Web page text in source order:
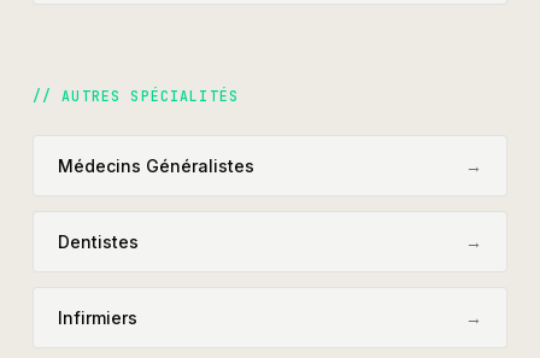
// AUTRES SPÉCIALITÉS
Médecins Généralistes →
Dentistes →
Infirmiers →